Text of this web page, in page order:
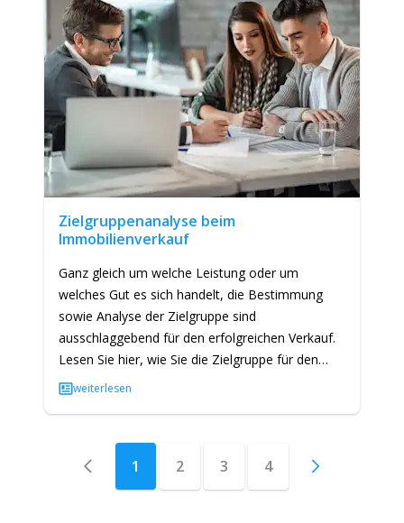
Zielgruppenanalyse beim
Immobilienverkauf
Ganz gleich um welche Leistung oder um
welches Gut es sich handelt, die Bestimmung
sowie Analyse der Zielgruppe sind
ausschlaggebend für den erfolgreichen Verkauf.
Lesen Sie hier, wie Sie die Zielgruppe für den
Verkauf Ihrer Immobilie bestimmen, wie…
weiterlesen
1 2 3 4